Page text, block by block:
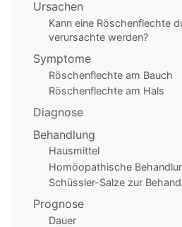
Ursachen
Kann eine Röschenflechte
verursachte werden?
Symptome
Röschenflechte am Bauch
Röschenflechte am Hals
Diagnose
Behandlung
Hausmittel
Homöopathische
Schüssler-Salze zur
Prognose
Dauer